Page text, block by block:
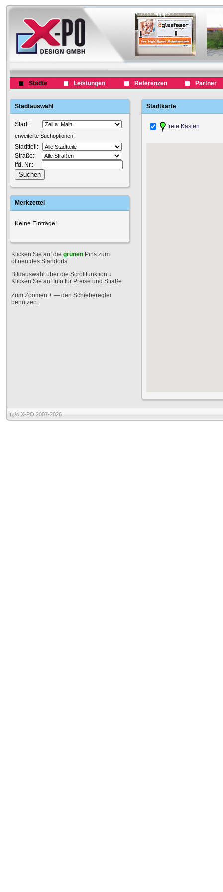
Städte Leistungen Referenzen Partner
Stadtauswahl
Stadt:
erweiterte Suchoptionen:
Stadtteil:
Straße:
lfd. Nr.:
Merkzettel
Keine Einträge!
Klicken Sie auf die grünen Pins zum
öffnen des Standorts.
Bildauswahl über die Scrollfunktion ↓
Klicken Sie auf Info für Preise und Straße
Zum Zoomen + — den Schieberegler
benutzen.
Stadtkarte
freie Kästen
ï¿½ X-PO 2007-2026